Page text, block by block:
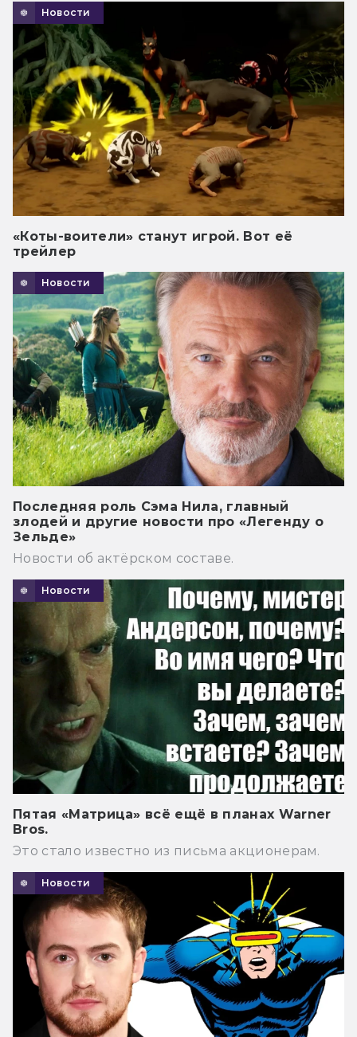
Новости
«Коты-воители» станут игрой. Вот её
трейлер
Новости
Последняя роль Сэма Нила, главный
злодей и другие новости про «Легенду о
Зельде»
Новости об актёрском составе.
Новости
Пятая «Матрица» всё ещё в планах Warner
Bros.
Это стало известно из письма акционерам.
Новости